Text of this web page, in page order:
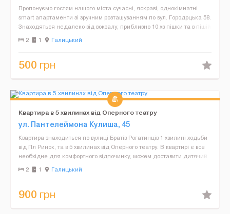
Пропонуємо гостям нашого міста сучасні, яскраві, однокімнатні
smart апартаменти зі зручним розташуванням по вул. Городрцька 58.
Знаходяться недалеко від вокзалу, приблизно 10 хв пішки та в пішій
ході до центру міста - 10-15 хв. Не...
2 1 Галицький
500 грн
Квартира в 5 хвилинах від Оперного театру
ул. Пантелеймона Кулиша, 45
Квартира знаходиться по вулиці Братів Рогатинців 1 хвилині ходьби
від Пл Ринок, та в 5 хвилинах від Оперного театру. В квартирі є все
необхідне для комфортного відпочинку, можем доставити дитячий
ліжко-манеж, та зробити звітні док...
2 1 Галицький
900 грн